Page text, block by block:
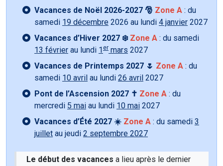
Vacances de Noël 2026-2027 🎅 Zone A : du
samedi 19 décembre 2026 au lundi 4 janvier 2027
Vacances d’Hiver 2027 ❄️ Zone A : du samedi
13 février au lundi 1 er mars 2027
Vacances de Printemps 2027 🌷 Zone A : du
samedi 10 avril au lundi 26 avril 2027
Pont de l’Ascension 2027 ✝️ Zone A : du
mercredi 5 mai au lundi 10 mai 2027
Vacances d’Été 2027 ☀️ Zone A : du samedi 3
juillet au jeudi 2 septembre 2027
Le début des vacances a lieu après le dernier